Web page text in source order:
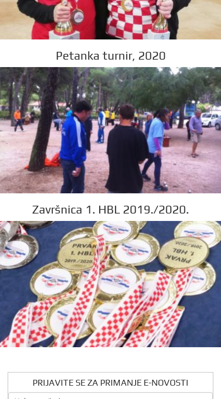
Petanka turnir, 2020
Završnica 1. HBL 2019./2020.
PRIJAVITE SE ZA PRIMANJE E-NOVOSTI